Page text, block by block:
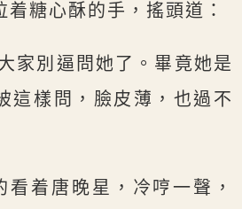
着糖心酥的手，搖頭道：
家別逼問她了。畢竟她是
這樣問，臉皮薄，也過不
看着唐晚星，冷哼一聲，